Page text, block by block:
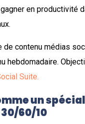
en productivité
de contenu médias
hebdomadaire.
Suite.
un
60/10